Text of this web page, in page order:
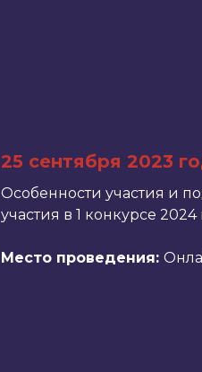
25 сентября 2023
Особенности участия и
участия в 1 конкурсе
Место проведения: